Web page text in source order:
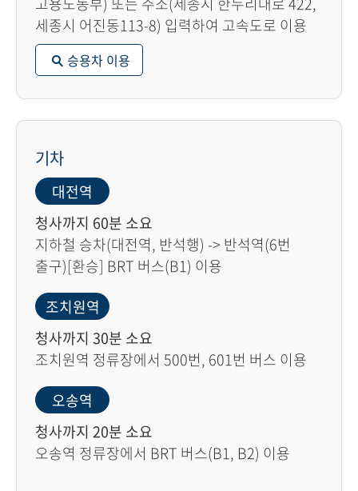
세종시 어진동113-8) 입력하여 고속도로 이용
승용차 이용
기차
대전역
청사까지 60분 소요
지하철 승차(대전역, 반석행) -> 반석역(6번
출구)[환승] BRT 버스(B1) 이용
조치원역
청사까지 30분 소요
조치원역 정류장에서 500번, 601번 버스 이용
오송역
청사까지 20분 소요
오송역 정류장에서 BRT 버스(B1, B2) 이용